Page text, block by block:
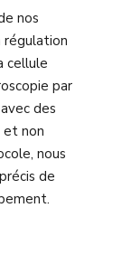
nos
régulation
cellule
par
des
et non
nous
de